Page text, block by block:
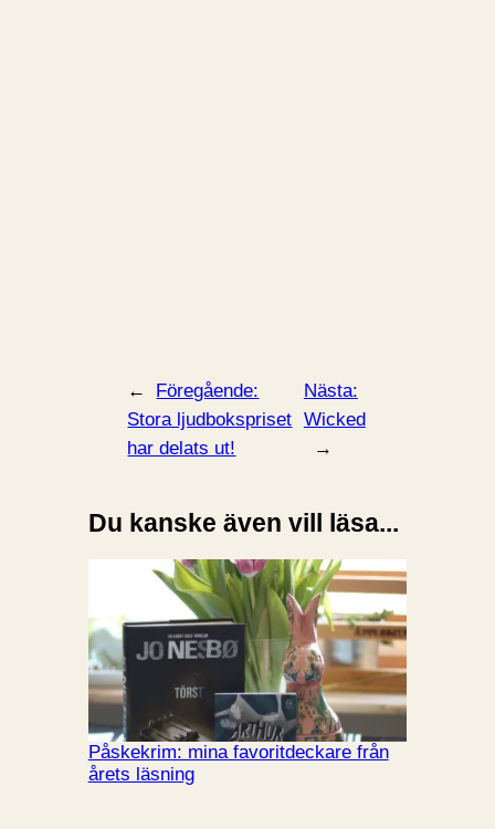
←
Föregående:
Stora ljudbokspriset
har delats ut!
Nästa:
Wicked
→
Du kanske även vill läsa...
Påskekrim: mina favoritdeckare från
årets läsning